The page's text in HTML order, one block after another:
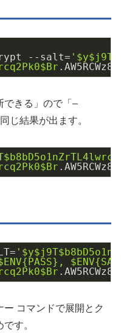
--salt= ' $y$j9T
$Br
できる」ので「–
じ結果が出ます。
$Br
' $y$j9T
{PASS}, $ENV
$Br
コマンドで展開とク
す。